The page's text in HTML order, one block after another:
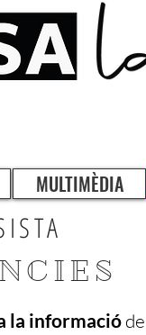
MULTIMÈDIA
la informació